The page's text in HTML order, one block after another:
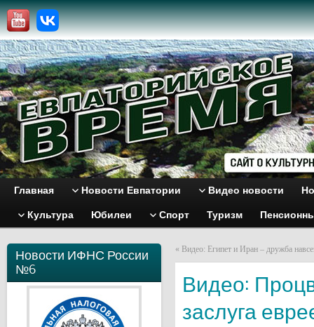
Главная Новости Евпатории Видео новости
Культура Юбилеи Спорт Туризм
Новости ИФНС России
№6
« Видео: Египет и Иран – дружба
Видео:
заслуга